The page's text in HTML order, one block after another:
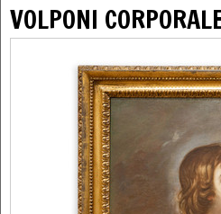
VOLPONI